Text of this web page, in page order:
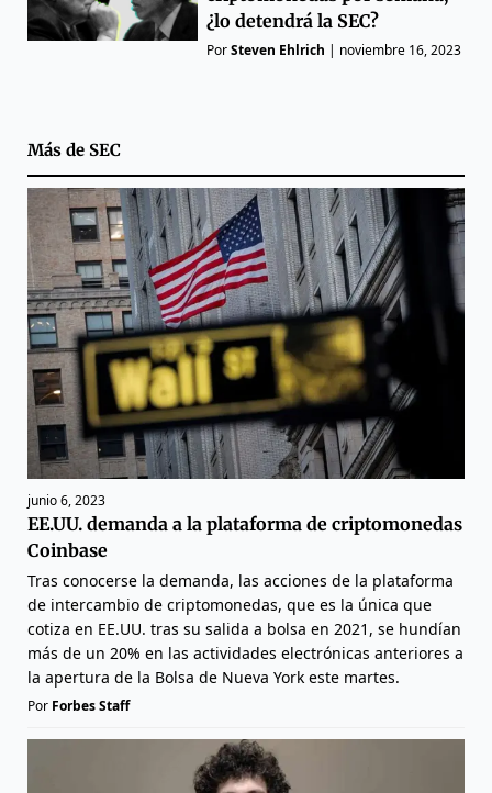
¿lo detendrá la SEC?
PorSteven Ehlrich noviembre 16, 2023
Más de SEC
junio 6, 2023
EE.UU. demanda a la plataforma de criptomonedas
Coinbase
Tras conocerse la demanda, las acciones de la plataforma
de intercambio de criptomonedas, que es la única que
cotiza en EE.UU. tras su salida a bolsa en 2021, se hundían
más de un 20% en las actividades electrónicas anteriores a
la apertura de la Bolsa de Nueva York este martes.
Por Forbes Staff